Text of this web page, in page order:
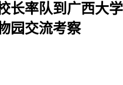
长率队到广西大学
园交流考察